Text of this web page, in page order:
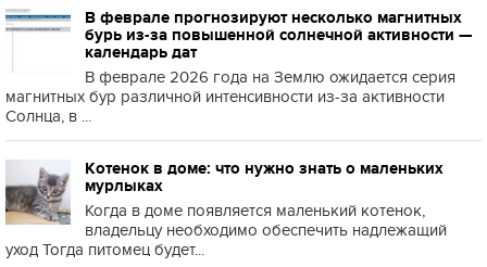
В феврале прогнозируют несколько магнитных
бурь из-за повышенной солнечной активности —
календарь дат
В феврале 2026 года на Землю ожидается серия
магнитных бур различной интенсивности из-за активности
Солнца, в ...
Котенок в доме: что нужно знать о маленьких
мурлыках
Когда в доме появляется маленький котенок,
владельцу необходимо обеспечить надлежащий
уход Тогда питомец будет...